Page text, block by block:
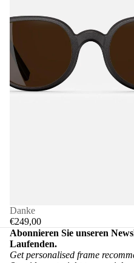
Danke
€249,00
Abonnieren Sie unseren
Laufenden.
Get personalised frame